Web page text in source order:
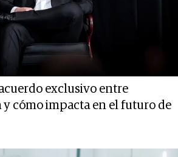
exclusivo entre
y cómo impacta en el futuro de